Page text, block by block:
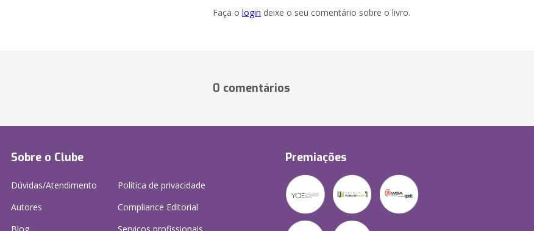
Faça o login deixe o seu comentário sobre o livro.
0 comentários
Sobre o Clube
Dúvidas/Atendimento
Autores
Política de privacidade
Compliance Editorial
Premiações